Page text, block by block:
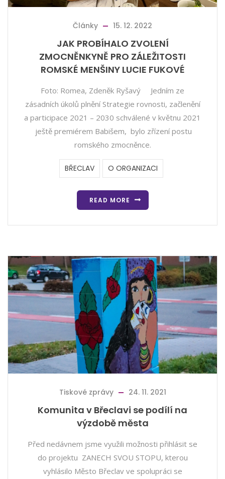
Články 15. 12. 2022
JAK PROBÍHALO ZVOLENÍ
ZMOCNĚNKYNĚ PRO ZÁLEŽITOSTI
ROMSKÉ MENŠINY LUCIE FUKOVÉ
Foto: Romea, Zdeněk Ryšavý Jedním ze
zásadních úkolů plnění Strategie rovnosti, začlenění
a participace 2021 – 2030 schválené v květnu 2021
ještě premiérem Babišem, bylo zřízení postu
romského zmocněnce.
BŘECLAV O ORGANIZACI
READ MORE
Tiskové zprávy 24. 11. 2021
Komunita v Břeclavi se podílí na
výzdobě města
Před nedávnem jsme využili možnosti přihlásit se
do projektu ZANECH SVOU STOPU, kterou
vyhlásilo Město Břeclav ve spolupráci se